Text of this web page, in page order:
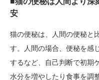
安
猫の便秘は、人間の便秘と
す。人間の場合、便秘を感
するなど、自己判断で初期
水分を増やしたり食事を調